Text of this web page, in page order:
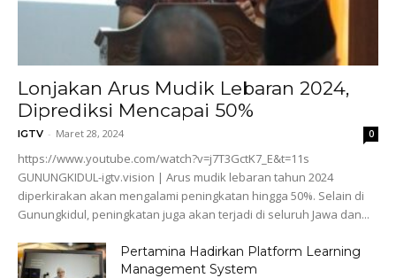
Lonjakan Arus Mudik Lebaran 2024,
Diprediksi Mencapai 50%
IGTV - Maret 28, 2024 0
https://www.youtube.com/watch?v=j7T3GctK7_E&t=11s
GUNUNGKIDUL-igtv.vision | Arus mudik lebaran tahun 2024
diperkirakan akan mengalami peningkatan hingga 50%. Selain di
Gunungkidul, peningkatan juga akan terjadi di seluruh Jawa dan...
Pertamina Hadirkan Platform Learning
Management System